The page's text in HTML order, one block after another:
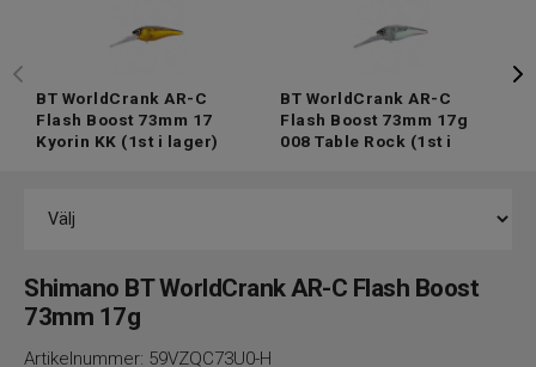
BT WorldCrank AR-C
Flash Boost 73mm 17
Kyorin KK (1st i lager)
BT WorldCrank AR-C
Flash Boost 73mm 17g
008 Table Rock (1st i
Shimano BT WorldCrank AR-C Flash Boost
73mm 17g
Artikelnummer: 59VZQC73U0-H